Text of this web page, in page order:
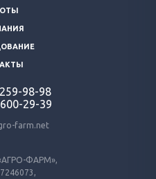
ФАРМ»,
98-98
29-39
farm.net